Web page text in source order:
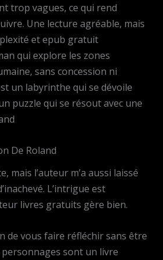
trop vagues, ce qui rend
Une lecture agréable, mais
et epub gratuit
qui explore les zones
sans concession ni
un labyrinthe qui se dévoile
puzzle qui se résout avec une
De Roland
mais l’auteur m’a aussi laissé
L’intrigue est
livres gratuits gère bien.
de vous faire réfléchir sans être
sont un livre